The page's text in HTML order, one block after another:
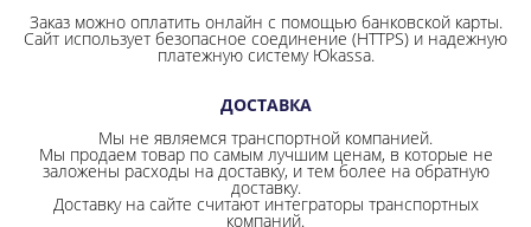
Заказ можно оплатить онлайн с помощью банковской карты.
Сайт использует безопасное соединение (HTTPS) и надежную
платежную систему Юkassa.
ДОСТАВКА
Мы не являемся транспортной компанией.
Мы продаем товар по самым лучшим ценам, в которые не
заложены расходы на доставку, и тем более на обратную
доставку.
Доставку на сайте считают интеграторы транспортных
компаний.